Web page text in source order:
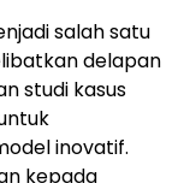
salah satu
delapan
studi kasus
inovatif.
kepada